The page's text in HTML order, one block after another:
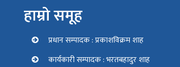
हाम्रो समूह
प्रधान सम्पादक : प्रकाशविक्रम शाह
कार्यकारी सम्पादक : भरतबहादुर शाह